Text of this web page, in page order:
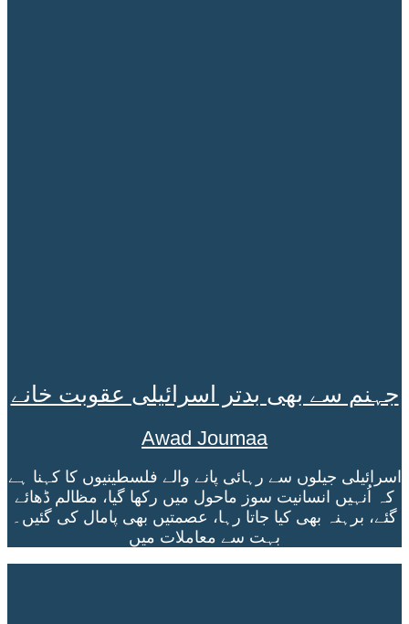
جہنم سے بھی بدتر اسرائیلی عقوبت خانے
Awad Joumaa
اسرائیلی جیلوں سے رہائی پانے والے فلسطینیوں کا کہنا ہے
کہ اُنہیں انسانیت سوز ماحول میں رکھا گیا، مظالم ڈھائے
گئے، برہنہ بھی کیا جاتا رہا، عصمتیں بھی پامال کی گئیں۔
بہت سے معاملات میں